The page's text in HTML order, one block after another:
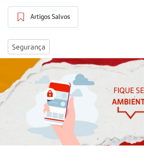
Artigos Salvos
Segurança